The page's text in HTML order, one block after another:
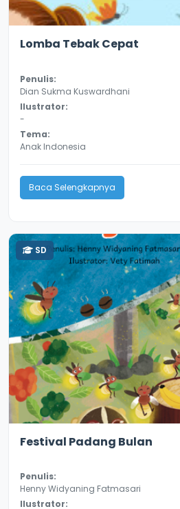
Lomba Tebak Cepat
Penulis:
Dian Sukma Kuswardhani
Ilustrator:
-
Tema:
Anak Indonesia
Baca Selengkapnya
SD
Festival Padang Bulan
Penulis:
Henny Widyaning Fatmasari
Ilustrator: